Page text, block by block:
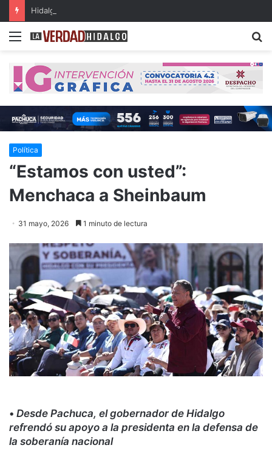
Menu
Política
“Estamos con usted”:
Menchaca a Sheinbaum
31 mayo, 2026 1 minuto de lectura
• Desde Pachuca, el gobernador de Hidalgo
refrendó su apoyo a la presidenta en la defensa de
la soberanía nacional